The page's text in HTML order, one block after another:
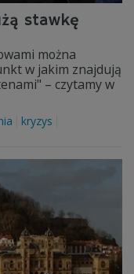
stawkę
można
w jakim znajdują
– czytamy w
kryzys